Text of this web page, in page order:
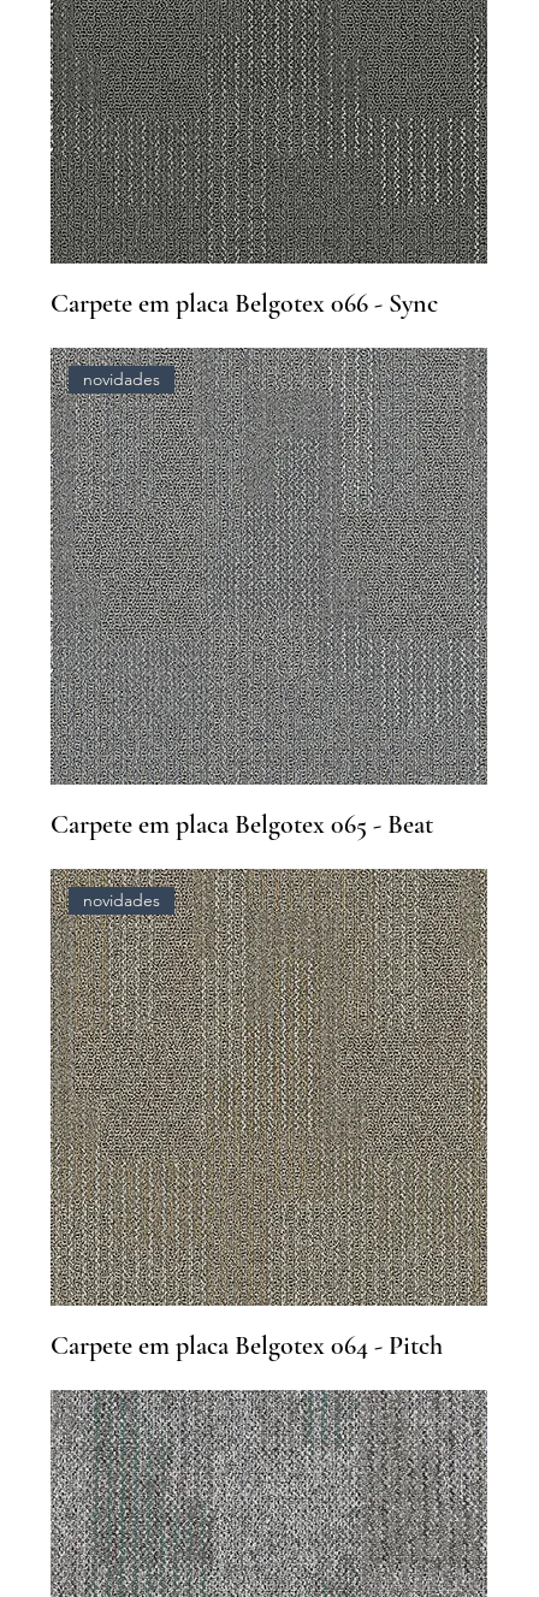
Carpete em placa Belgotex 066 - Sync
novidades
Carpete em placa Belgotex 065 - Beat
novidades
Carpete em placa Belgotex 064 - Pitch